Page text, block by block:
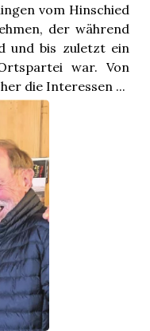
vom Hinschied
der während
und bis zuletzt ein
war. Von
die Interessen ...